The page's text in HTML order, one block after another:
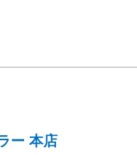
ー 本店